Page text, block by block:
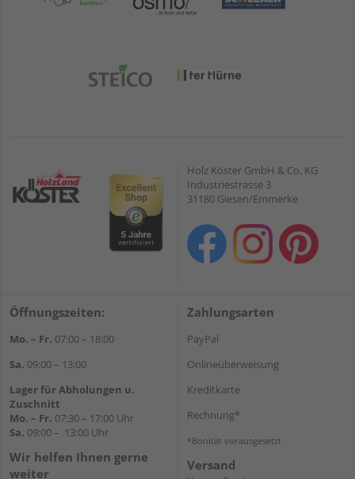
Holz Köster GmbH & Co. KG
Industriestrasse 3
31180 Giesen/Emmerke
Öffnungszeiten:
Mo. – Fr. 07:00 – 18:00
Sa. 09:00 – 13:00
Lager für Abholungen u.
Zuschnitt
Mo. – Fr. 07:30 – 17:00 Uhr
Sa. 09:00 – 13:00 Uhr
Wir helfen Ihnen gerne
weiter
Zahlungsarten
PayPal
Onlineüberweisung
Kreditkarte
Rechnung*
*Bonität vorausgesetzt
Versand